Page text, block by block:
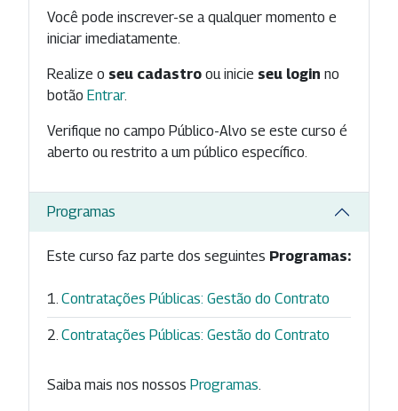
Você pode inscrever-se a qualquer momento e
iniciar imediatamente.
Realize o seu cadastro ou inicie seu login no
botão Entrar.
Verifique no campo Público-Alvo se este curso é
aberto ou restrito a um público específico.
Programas
Este curso faz parte dos seguintes Programas:
Contratações Públicas: Gestão do Contrato
Contratações Públicas: Gestão do Contrato
Saiba mais nos nossos Programas